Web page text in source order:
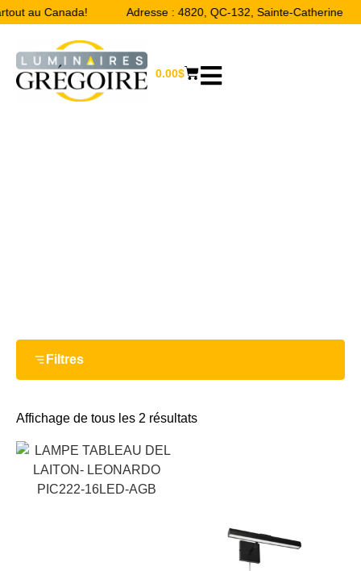
au Canada! Adresse : 4820, QC-132, Sainte-Catherine
0.00$
Filtres
Affichage de tous les 2 résultats